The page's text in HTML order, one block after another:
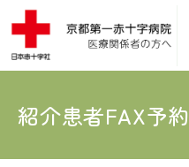
紹介患者FAX予約